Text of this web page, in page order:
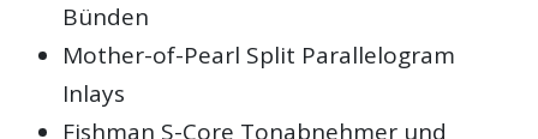
Bünden
Mother-of-Pearl Split Parallelogram
Inlays
Fishman S-Core Tonabnehmer und